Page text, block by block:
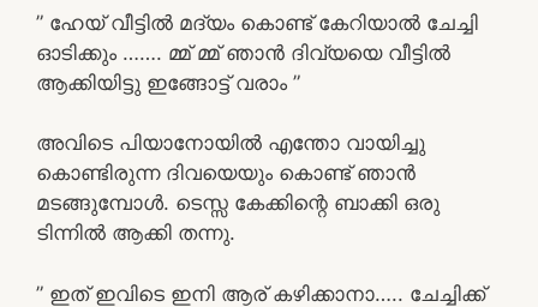
” ഹേയ് വീട്ടിൽ മദ്യം കൊണ്ട് കേറിയാൽ ചേച്ചി
ഓടിക്കും ……. മ്മ് മ്മ് ഞാൻ ദിവ്യയെ വീട്ടിൽ
ആക്കിയിട്ടു ഇങ്ങോട്ട് വരാം ”
അവിടെ പിയാനോയിൽ എന്തോ വായിച്ചു
കൊണ്ടിരുന്ന ദിവയെയും കൊണ്ട് ഞാൻ
മടങ്ങുമ്പോൾ. ടെസ്സ കേക്കിന്റെ ബാക്കി ഒരു
ടിന്നിൽ ആക്കി തന്നു.
” ഇത്‌ ഇവിടെ ഇനി ആര് കഴിക്കാനാ….. ചേച്ചിക്ക്